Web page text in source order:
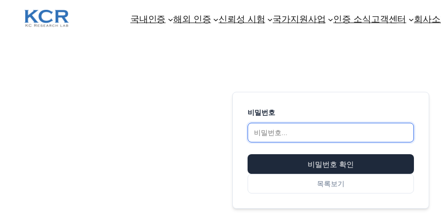
국내인증 해외 인증 신뢰성 시험 국가지원사업 인증 소식고객센터 회사
비밀번호
목록보기
비밀번호 확인